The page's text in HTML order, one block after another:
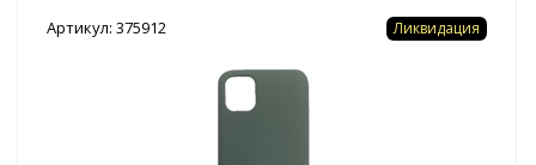
Артикул: 375912 Ликвидация